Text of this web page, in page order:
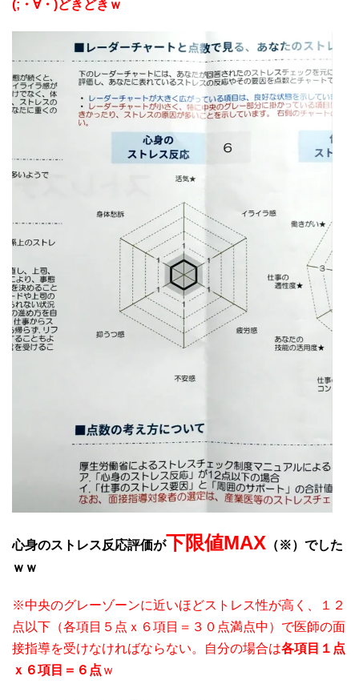
(;・∀・)どきどきｗ
心身のストレス反応評価が下限値MAX （※）でした
ｗｗ
※中央のグレーゾーンに近いほどストレス性が高く、１２
点以下（各項目５点ｘ６項目＝３０点満点中）で医師の面
接指導を受けなければならない。自分の場合は各項目１点
ｘ６項目＝６点 ｗ